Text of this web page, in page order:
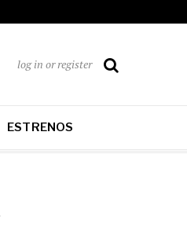
log in or register
ESTRENOS